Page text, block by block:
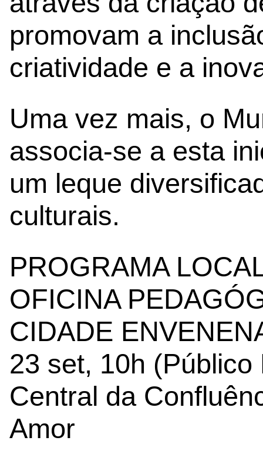
promovam a
criatividade e a
Uma vez mais, o
associa-se a esta
um leque
culturais.
PROGRAMA
OFICINA
CIDADE
23 set, 10h (Público
Central da
Amor